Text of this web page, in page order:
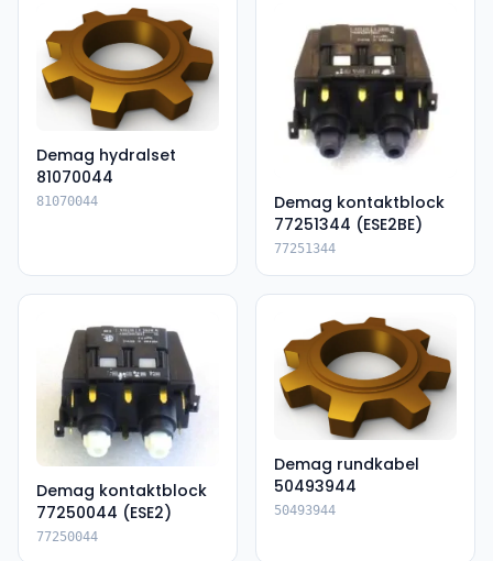
Demag hydralset
81070044
81070044
Demag kontaktblock
77251344 (ESE2BE)
77251344
Demag kontaktblock
77250044 (ESE2)
77250044
Demag rundkabel
50493944
50493944